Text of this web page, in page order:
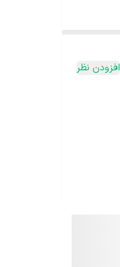
افزودن نظر